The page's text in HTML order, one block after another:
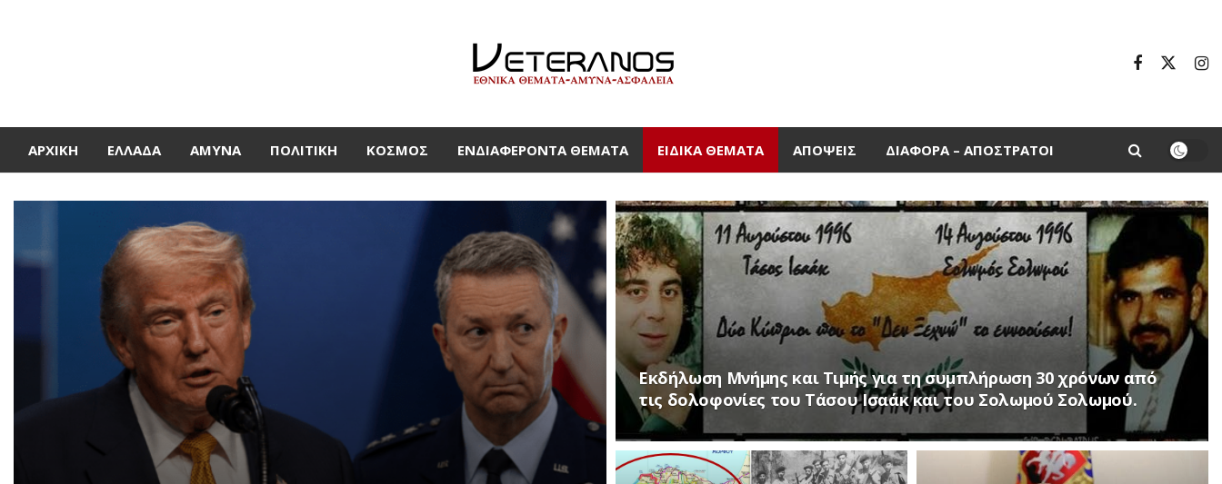
ΑΡΧΙΚΉ ΕΛΛΆΔΑ ΆΜΥΝΑ ΠΟΛΙΤΙΚΉ ΚΌΣΜΟΣ ΕΝΔΙΑΦΈΡΟΝΤΑ ΘΈΜΑΤΑ ΕΙΔΙΚΆ ΘΈΜΑΤΑ ΑΠΌΨΕΙΣ ΔΙΆΦΟΡΑ – ΑΠΌΣΤΡΑΤΟΙ
Εκδήλωση Μνήμης και Τιμής για τη συμπλήρωση 30 χρόνων από
τις δολοφονίες του Τάσου Ισαάκ και του Σολωμού Σολωμού.